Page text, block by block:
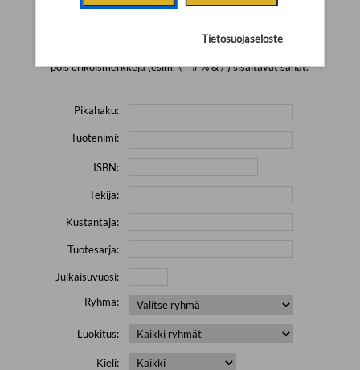
pois erikoismerkkejä (esim. \' " # % & / ) sisältävät sanat.
Pikahaku:
Tuotenimi:
ISBN:
Tekijä:
Kustantaja:
Tuotesarja:
Julkaisuvuosi:
Ryhmä:
Luokitus:
Kieli:
Tietosuojaseloste